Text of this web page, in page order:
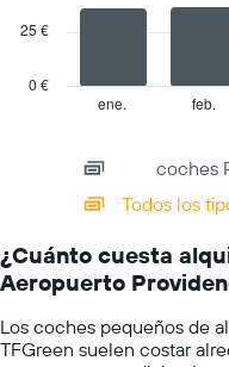
muestra
precio
alquiler
coches
las
compañías
The
categories.
categories.
The
has
1
ene. feb.
0 €
25 €
coches
Todos los
¿Cuánto cuesta
Aeropuerto
Los coches pequeños de
TFGreen suelen costar